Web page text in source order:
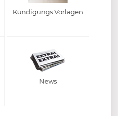
Kündigungs Vorlagen
News